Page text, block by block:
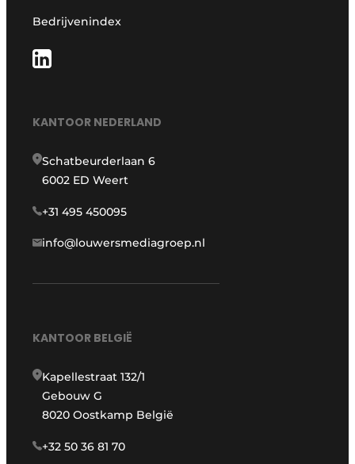
Bedrijvenindex
KANTOOR NEDERLAND
Schatbeurderlaan 6
6002 ED Weert
+31 495 450095
info@louwersmediagroep.nl
KANTOOR BELGIË
Kapellestraat 132/1
Gebouw G
8020 Oostkamp België
+32 50 36 81 70